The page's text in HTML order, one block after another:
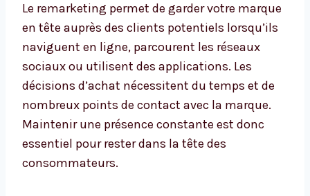
Le remarketing permet de garder votre marque
en tête auprès des clients potentiels lorsqu’ils
naviguent en ligne, parcourent les réseaux
sociaux ou utilisent des applications. Les
décisions d’achat nécessitent du temps et de
nombreux points de contact avec la marque.
Maintenir une présence constante est donc
essentiel pour rester dans la tête des
consommateurs.